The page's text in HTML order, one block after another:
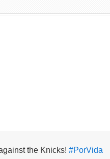
the Knicks! #PorVida